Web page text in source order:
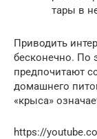
тары в
Приводить
бесконечно. По
предпочитают
домашнего
«крыса»
https://